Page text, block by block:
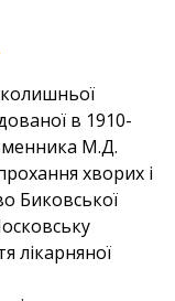
в 1910-
М.Д.
хворих і
Биковської
лікарняної